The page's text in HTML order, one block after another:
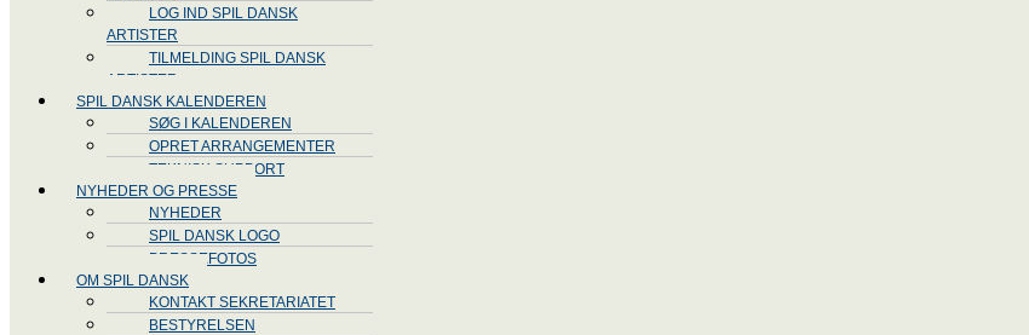
LOG IND SPIL DANSK
ARTISTER
TILMELDING SPIL DANSK
ARTISTER
SPIL DANSK KALENDEREN
SØG I KALENDEREN
OPRET ARRANGEMENTER
TEKNISK SUPPORT
NYHEDER OG PRESSE
NYHEDER
SPIL DANSK LOGO
PRESSEFOTOS
OM SPIL DANSK
KONTAKT SEKRETARIATET
BESTYRELSEN